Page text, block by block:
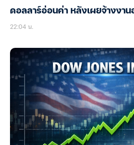
ดอลลาร์อ่อนค่า หลังเผยจ้างงา
22:04 น.